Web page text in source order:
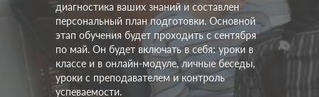
диагностика ваших знаний и составлен
персональный план подготовки. Основной
этап обучения будет проходить с сентября
по май. Он будет включать в себя: уроки в
классе и в онлайн-модуле, личные беседы,
уроки с преподавателем и контроль
успеваемости.